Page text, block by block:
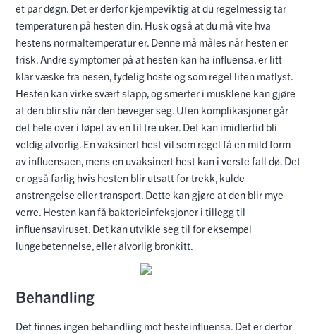
et par døgn. Det er derfor kjempeviktig at du regelmessig tar
temperaturen på hesten din. Husk også at du må vite hva
hestens normaltemperatur er. Denne må måles når hesten er
frisk. Andre symptomer på at hesten kan ha influensa, er litt
klar væske fra nesen, tydelig hoste og som regel liten matlyst.
Hesten kan virke svært slapp, og smerter i musklene kan gjøre
at den blir stiv når den beveger seg. Uten komplikasjoner går
det hele over i løpet av en til tre uker. Det kan imidlertid bli
veldig alvorlig. En vaksinert hest vil som regel få en mild form
av influensaen, mens en uvaksinert hest kan i verste fall dø. Det
er også farlig hvis hesten blir utsatt for trekk, kulde
anstrengelse eller transport. Dette kan gjøre at den blir mye
verre. Hesten kan få bakterieinfeksjoner i tillegg til
influensaviruset. Det kan utvikle seg til for eksempel
lungebetennelse, eller alvorlig bronkitt.
Behandling
Det finnes ingen behandling mot hesteinfluensa. Det er derfor